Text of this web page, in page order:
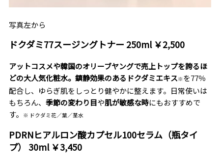
写真左から
ドクダミ77スージングトナー 250ml ￥2,500
アットコスメや韓国のオリーブヤングで売上トップを誇るほ
どの大人気化粧水。鎮静効果のあるドクダミエキス※ を77％
配合し、ゆらぎ肌をしっとり健やかに整えます。日常使いは
もちろん、 季節の変わり目や肌が敏感な時にもおすすめで
す。
※ ドクダミ花／葉／茎水
PDRNヒアルロン酸カプセル100セラム（瓶タイ
プ） 30ml ￥3,450